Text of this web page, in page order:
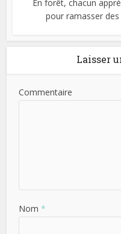
En forêt, chacun
pour ramasser
Laisser
Commentaire
Nom*